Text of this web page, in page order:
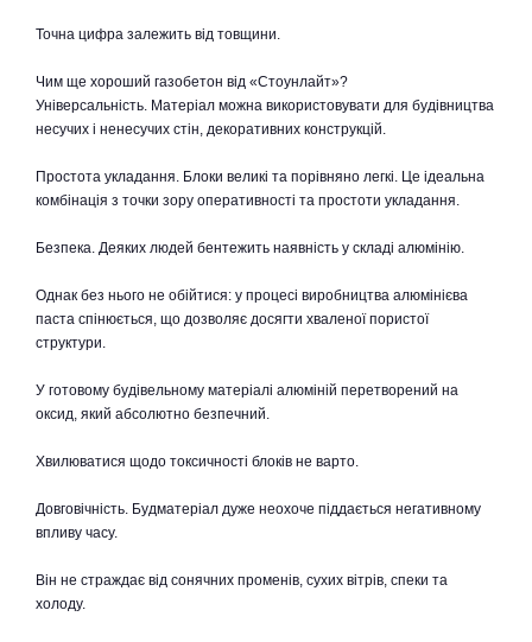
Точна цифра залежить від товщини.
Чим ще хороший газобетон від «Стоунлайт»?
Універсальність. Матеріал можна використовувати для будівництва
несучих і ненесучих стін, декоративних конструкцій.
Простота укладання. Блоки великі та порівняно легкі. Це ідеальна
комбінація з точки зору оперативності та простоти укладання.
Безпека. Деяких людей бентежить наявність у складі алюмінію.
Однак без нього не обійтися: у процесі виробництва алюмінієва
паста спінюється, що дозволяє досягти хваленої пористої
структури.
У готовому будівельному матеріалі алюміній перетворений на
оксид, який абсолютно безпечний.
Хвилюватися щодо токсичності блоків не варто.
Довговічність. Будматеріал дуже неохоче піддається негативному
впливу часу.
Він не страждає від сонячних променів, сухих вітрів, спеки та
холоду.